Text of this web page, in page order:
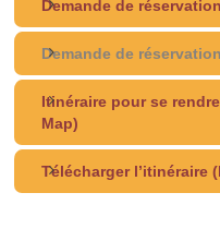
Demande de
Demande de
Itinéraire pour se
Map)
Télécharger l’itinéraire